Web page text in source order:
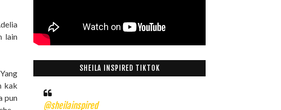
lain
kak
pun
SHEILA INSPIRED TIKTOK
@sheilainspired